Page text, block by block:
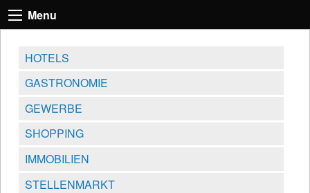
Menu
HOTELS
GASTRONOMIE
GEWERBE
SHOPPING
IMMOBILIEN
STELLENMARKT